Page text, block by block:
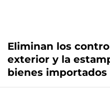
Eliminan los
exterior y la
bienes importados